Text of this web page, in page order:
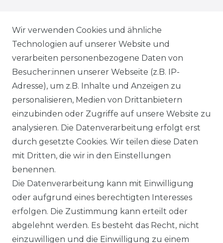
WARENKORB
ZUR KASSE
HILFE
INFORMATIONEN
KONTAKT
DATENSCHUTZERKLÄRUNG
IMPRESSUM
AGB
Wir verwenden Cookies und ähnliche
Technologien auf unserer Website und
verarbeiten personenbezogene Daten von
Besucher:innen unserer Webseite (z.B. IP-
Adresse), um z.B. Inhalte und Anzeigen zu
personalisieren, Medien von Drittanbietern
einzubinden oder Zugriffe auf unsere Website zu
analysieren. Die Datenverarbeitung erfolgt erst
durch gesetzte Cookies. Wir teilen diese Daten
mit Dritten, die wir in den Einstellungen
benennen.
Die Datenverarbeitung kann mit Einwilligung
oder aufgrund eines berechtigten Interesses
erfolgen. Die Zustimmung kann erteilt oder
abgelehnt werden. Es besteht das Recht, nicht
einzuwilligen und die Einwilligung zu einem